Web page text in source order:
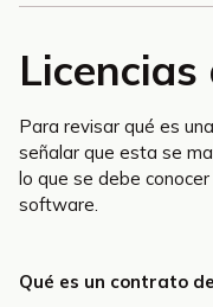
Para revisar qué es
señalar que esta se
lo que se debe
software.
Qué es un contrato